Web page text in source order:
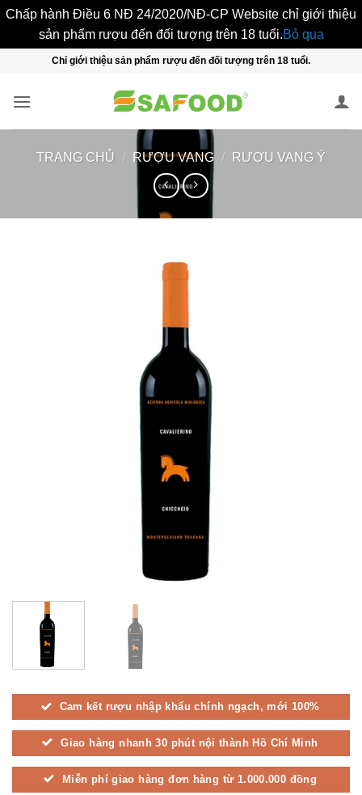
Chấp hành Điều 6 NĐ 24/2020/NĐ-CP Website chỉ giới thiệu
sản phẩm rượu đến đối tượng trên 18 tuổi.Bỏ qua
nội
Chỉ giới thiệu sản phẩm rượu đến đối tượng trên 18 tuổi.
TRANG CHỦ / RƯỢU VANG / RƯỢU VANG Ý
Cam kết rượu nhập khẩu chính ngạch, mới 100%
Giao hàng nhanh 30 phút nội thành Hồ Chí Minh
Miễn phí giao hàng đơn hàng từ 1.000.000 đồng